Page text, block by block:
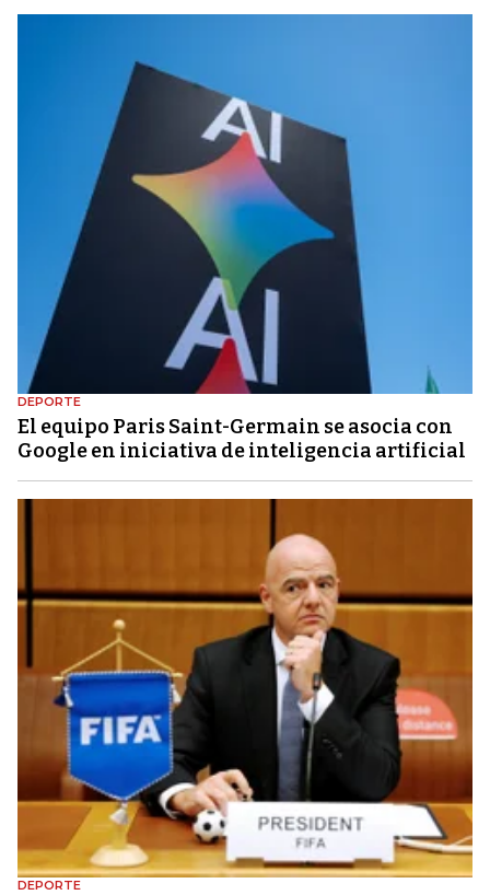
DEPORTE
El equipo Paris Saint-Germain se asocia con
Google en iniciativa de inteligencia artificial
DEPORTE